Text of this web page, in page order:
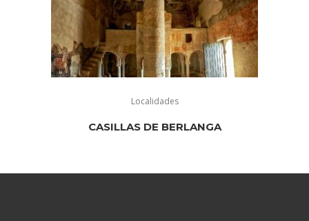
Localidades
CASILLAS DE BERLANGA